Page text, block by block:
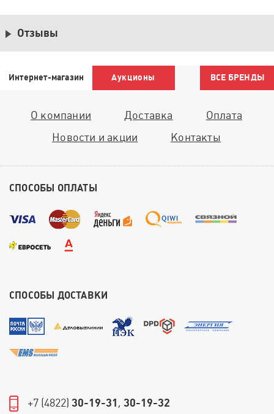
Отзывы
Интернет-магазин Аукционы ВСЕ БРЕНДЫ
О компании Доставка
Оплата
Новости и акции
Контакты
СПОСОБЫ ОПЛАТЫ
СПОСОБЫ ДОСТАВКИ
+7 (4822) 30-19-31, 30-19-32